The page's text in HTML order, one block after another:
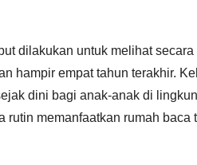
dilakukan untuk melihat
hampir empat tahun terakhir.
dini bagi anak-anak di
rutin memanfaatkan rumah baca